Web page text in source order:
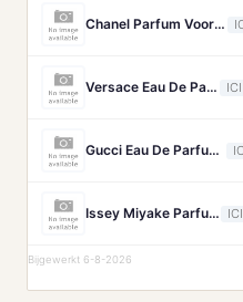
Chanel Parfum Voor Het Haar Chanel - Coco Mademoiselle Parfum Voor Het Haar - 35 ML
Versace Eau De Parfum Versace - Eros Energy Eau De Parfum - 200 ML
Gucci Eau De Parfum Gucci - Flora Gorgeous Orchid Intense Eau De Parfum - 50 ML
Issey Miyake Parfum Issey Miyake - Le Sel D'issey Parfum - 100 ML
Bijgewerkt 6-8-2026